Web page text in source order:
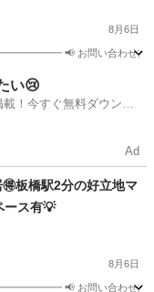
8月6日
📢 お問い合わせ方
一戸建て）
い😢
！今すぐ無料ダウンロ
Ad
板橋駅2分の好立地マ
ース有💡
8月6日
📢 お問い合わせ方